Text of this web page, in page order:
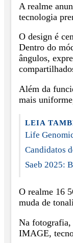
A realme
tecnologia
O design é
Dentro do
ângulos,
Além da
mais
LEIA
Life
Candidatos
Saeb 2025:
O realme 16
muda de
Na fotografia,
IMAGE,